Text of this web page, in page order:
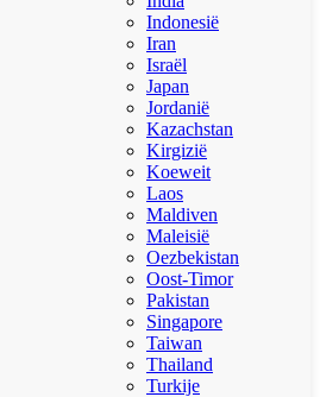
Indonesië
Iran
Israël
Japan
Jordanië
Kazachstan
Kirgizië
Koeweit
Laos
Maldiven
Maleisië
Oezbekistan
Oost-Timor
Pakistan
Singapore
Taiwan
Thailand
Turkije